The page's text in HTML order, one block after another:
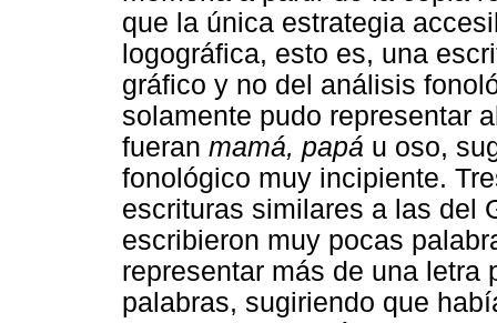
que la única estrategia
logográfica, esto es, una
gráfico y no del análisis
solamente pudo representar
fueran mamá, papá u oso,
fonológico muy incipiente.
escrituras similares a las del
escribieron muy pocas
representar más de una letra
palabras, sugiriendo que